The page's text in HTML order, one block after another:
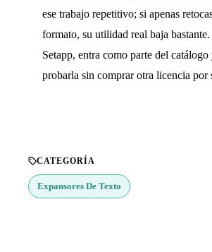
ese trabajo repetitivo; si apenas
formato, su utilidad real baja
Setapp, entra como parte del catálogo
probarla sin comprar otra licencia por
CATEGORÍA
Expansores De Texto